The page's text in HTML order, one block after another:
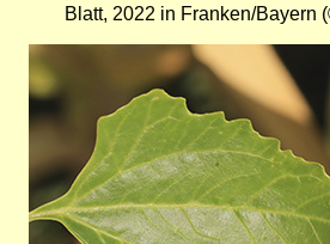
Blatt, 2022 in Franken/Bayern
Bild